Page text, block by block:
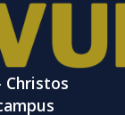
Christos